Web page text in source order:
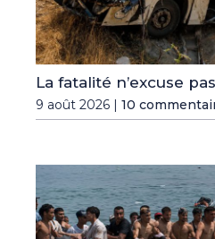
La fatalité n’excuse pas
9 août 2026 | 10